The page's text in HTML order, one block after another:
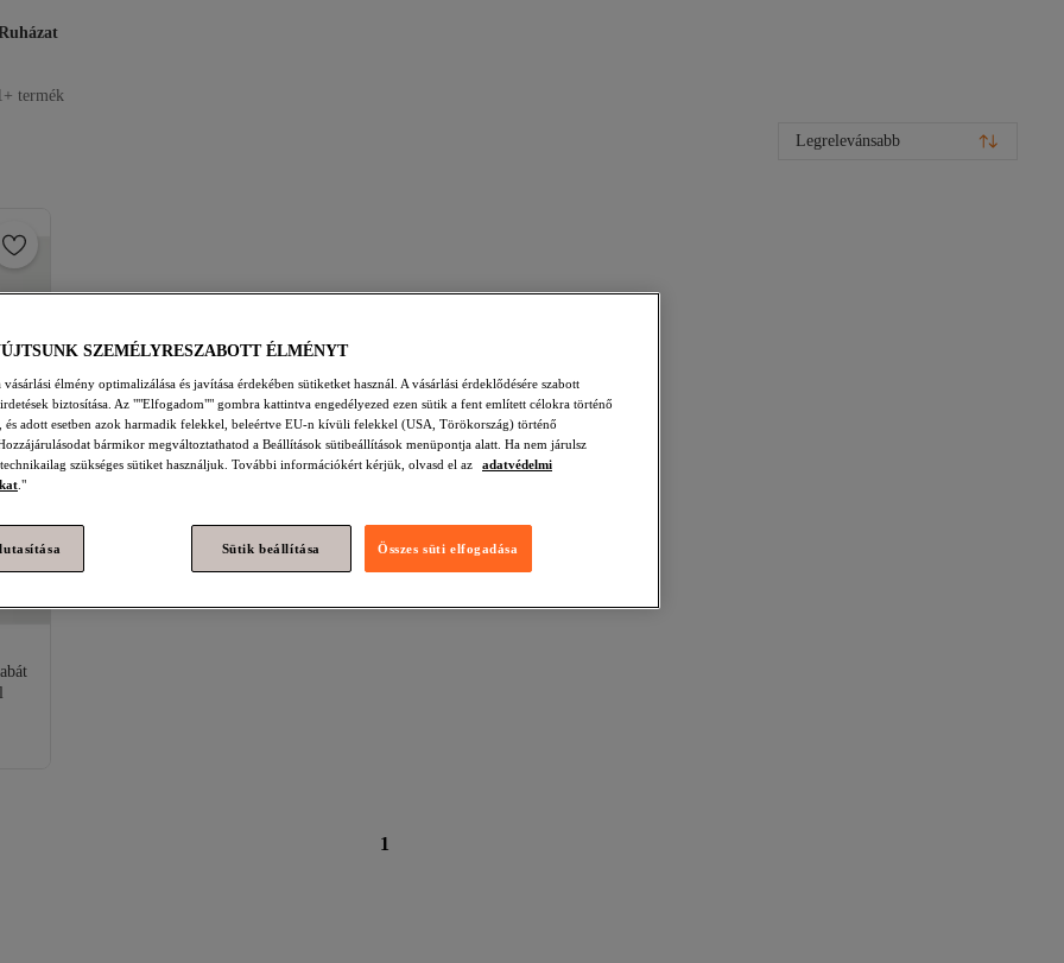
termék
Legrelevánsabb
1
SZEMÉLYRESZABOTT ÉLMÉNYT
élmény optimalizálása és javítása érdekében sütiketket használ. A vásárlási érdeklődésére szabott
biztosítása. Az ""Elfogadom"" gombra kattintva engedélyezed ezen sütik a fent említett célokra történő
és adott esetben azok harmadik felekkel, beleértve EU-n kívüli felekkel (USA, Törökország) történő
bármikor megváltoztathatod a Beállítások sütibeállítások menüpontja alatt. Ha nem járulsz
szükséges sütiket használjuk. További információkért kérjük, olvasd el az
adatvédelmi
."
Sütik beállítása Összes süti elfogadása